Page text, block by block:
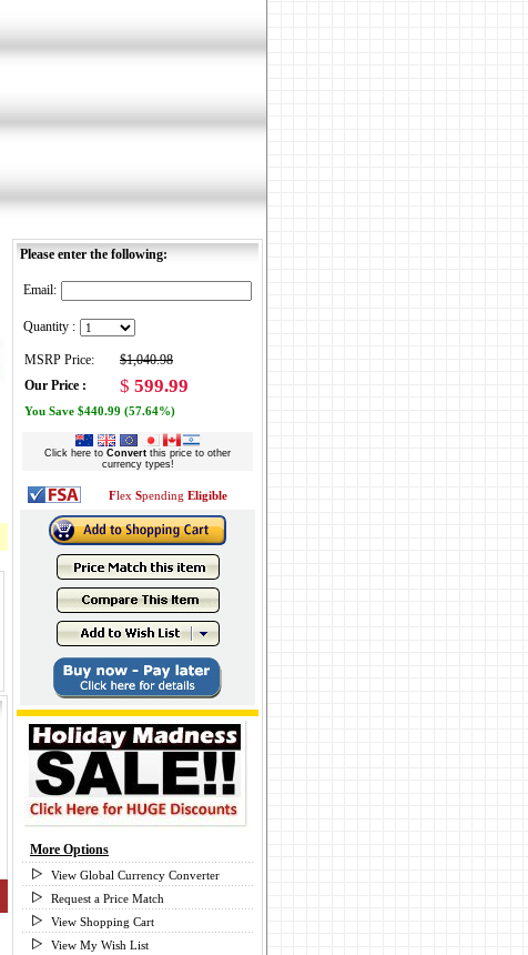
Please enter the following:
Email:
Quantity :
MSRP Price:
$1,040.98
Our Price :
$ 599.99
You Save $440.99 (57.64%)
Click here to Convert this price to other
currency types!
Flex Spending Eligible
More Options
View Global Currency Converter
Request a Price Match
View Shopping Cart
View My Wish List